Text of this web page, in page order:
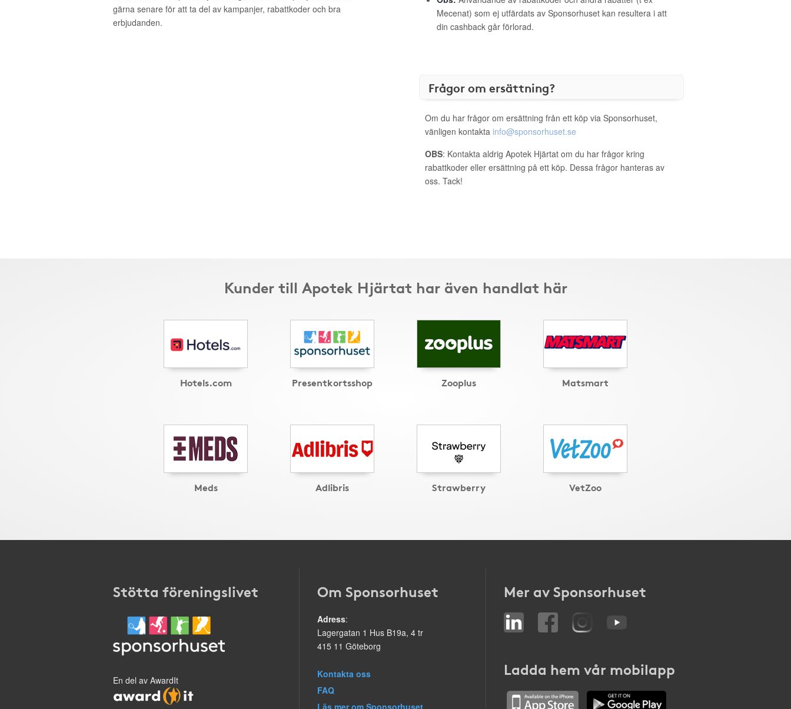
gärna senare för att ta del av kampanjer, rabattkoder och bra
erbjudanden.
Mecenat) som ej utfärdats av Sponsorhuset kan resultera i att
din cashback går förlorad.
Frågor om ersättning?
Om du har frågor om ersättning från ett köp via Sponsorhuset,
vänligen kontakta info@sponsorhuset.se
OBS: Kontakta aldrig Apotek Hjärtat om du har frågor kring
rabattkoder eller ersättning på ett köp. Dessa frågor hanteras av
oss. Tack!
Kunder till Apotek Hjärtat har även handlat här
Hotels.com Presentkortsshop Zooplus Matsmart
Meds Adlibris Strawberry VetZoo
Stötta föreningslivet
En del av AwardIt
Om Sponsorhuset
Adress:
Lagergatan 1 Hus B19a, 4 tr
415 11 Göteborg
Kontakta oss
FAQ
Läs mer om Sponsorhuset
Mer av Sponsorhuset
Ladda hem vår mobilapp